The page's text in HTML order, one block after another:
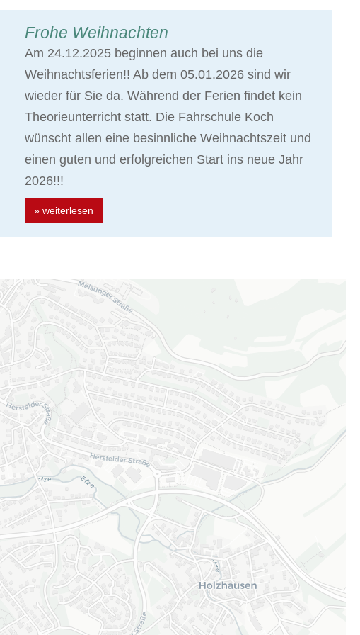
Frohe Weihnachten
Am 24.12.2025 beginnen auch bei uns die
Weihnachtsferien!! Ab dem 05.01.2026 sind wir
wieder für Sie da. Während der Ferien findet kein
Theorieunterricht statt. Die Fahrschule Koch
wünscht allen eine besinnliche Weihnachtszeit und
einen guten und erfolgreichen Start ins neue Jahr
2026!!!
» weiterlesen